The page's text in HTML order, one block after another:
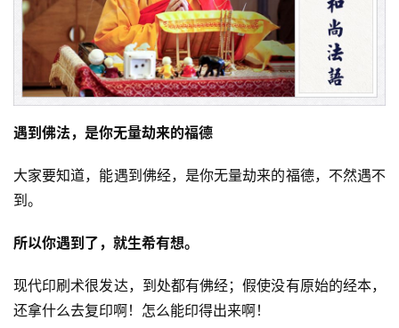
遇到佛法，是你无量劫来的福德
大家要知道，能遇到佛经，是你无量劫来的福德，不然遇不
到。
所以你遇到了，就生希有想。
现代印刷术很发达，到处都有佛经；假使没有原始的经本，
还拿什么去复印啊！怎么能印得出来啊！